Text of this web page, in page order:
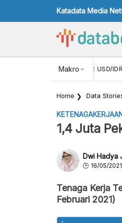
Katadata Media
Makro
NILAI TUKAR USD/
Home Data
1,4 Juta
Dwi Hadya
16/05/
Tenaga Kerja
Februari 2021)